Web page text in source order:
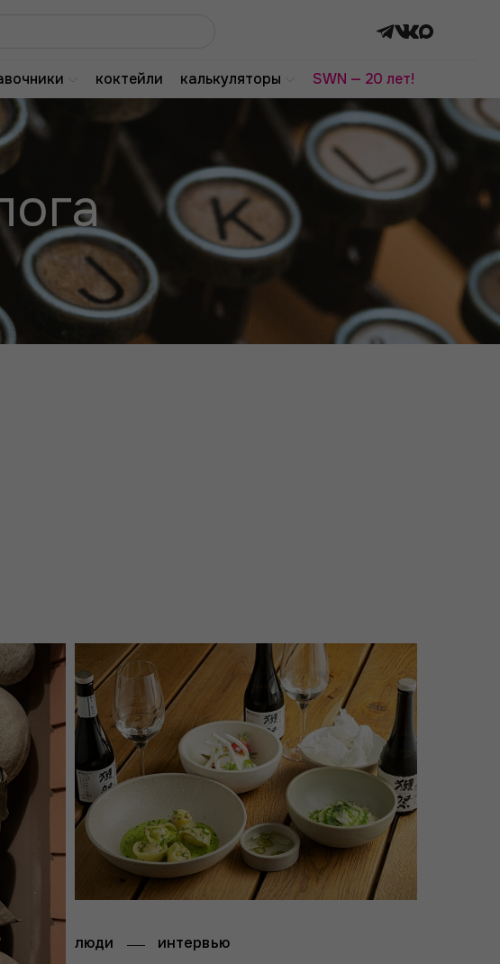
коктейли калькуляторы SWN — 20 лет!
люди интервью